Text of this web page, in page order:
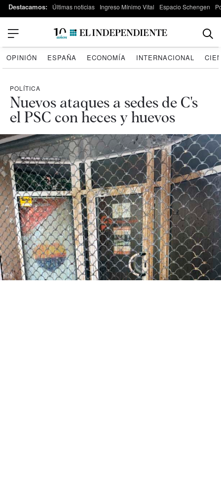
Destacamos: Últimas noticias Ingreso Mínimo Vital Espacio Schengen
OPINIÓN ESPAÑA ECONOMÍA INTERNACIONAL
POLÍTICA
Nuevos ataques a sedes de C's
el PSC con heces y huevos